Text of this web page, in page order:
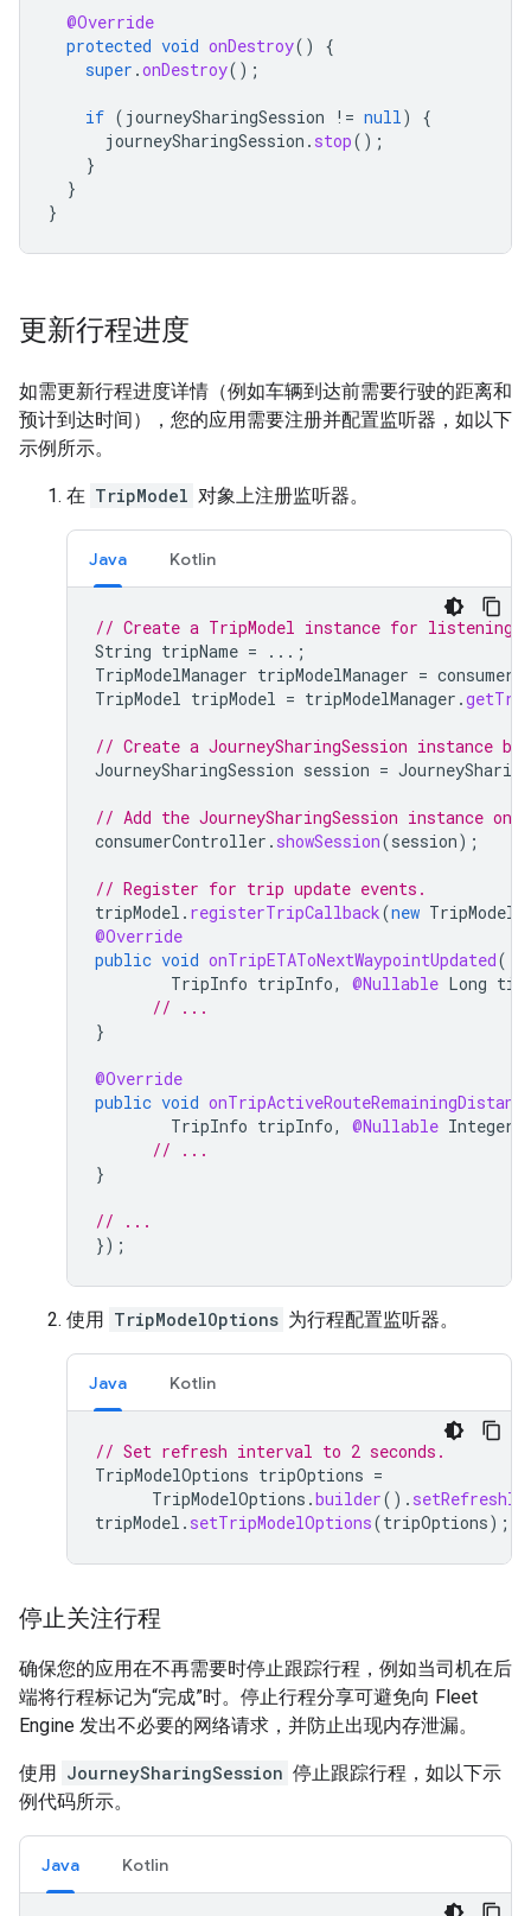
@Override
protected void onDestroy()
{
super .onDestroy();
if ( journeySharingSession != null)
{
journeySharingSession . stop();
}
}
}
更新行程进度
如需更新行程进度详情（例如车辆到达前需要行驶的距离和
预计到达时间），您的应用需要注册并配置监听器，如以下
示例所示。
在 TripModel 对象上注册监听器。
Java Kotlin
// Create a TripModel instance for
String tripName =
...;
TripModelManager tripModelManager =
TripModel tripModel = tripModelManager .
// Create a JourneySharingSession instance
JourneySharingSession session =
// Add the JourneySharingSession instance
consumerController . showSession(session);
// Register for trip update events.
tripModel . registerTripCallback(new
@Override
public void onTripETAToNextWaypointUpdated(
TripInfo tripInfo, @Nullable Long
// ...
}
@Override
public void
TripInfo tripInfo, @Nullable Integer
// ...
}
// ...
});
使用 TripModelOptions 为行程配置监听器。
Java Kotlin
// Set refresh interval to 2 seconds.
TripModelOptions tripOptions =
TripModelOptions .builder().
tripModel . setTripModelOptions(tripOptions);
停止关注行程
确保您的应用在不再需要时停止跟踪行程，例如当司机在后
端将行程标记为“完成”时。停止行程分享可避免向 Fleet
Engine 发出不必要的网络请求，并防止出现内存泄漏。
使用 JourneySharingSession 停止跟踪行程，如以下示
例代码所示。
Java Kotlin